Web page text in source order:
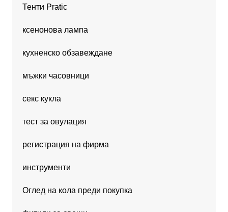
Тенти Pratic
ксенонова лампа
кухненско обзавеждане
мъжки часовници
секс кукла
тест за овулация
регистрация на фирма
инструменти
Оглед на кола преди покупка